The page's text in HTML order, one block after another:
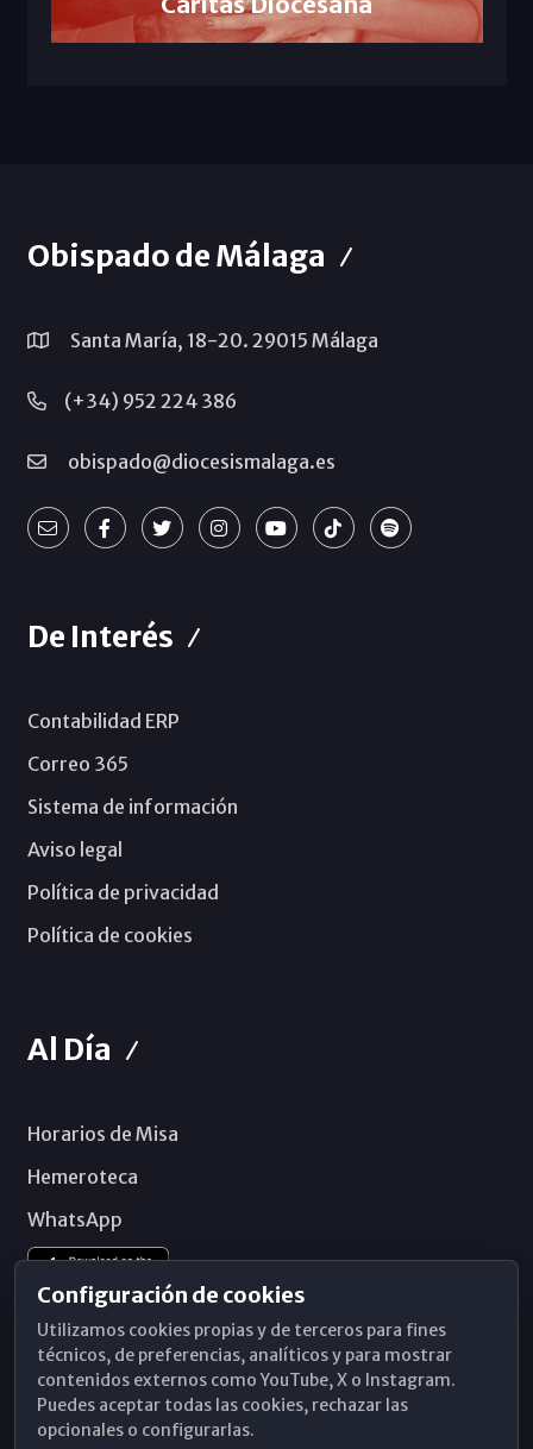
Obispado de Málaga
Santa María, 18-20. 29015 Málaga
(+34) 952 224 386
obispado@diocesismalaga.es
De Interés
Contabilidad ERP
Correo 365
Sistema de información
Aviso legal
Política de privacidad
Política de cookies
Al Día
Horarios de Misa
Hemeroteca
WhatsApp
Configuración de cookies
Utilizamos cookies propias y de terceros para fines
técnicos, de preferencias, analíticos y para mostrar
contenidos externos como YouTube, X o Instagram.
Puedes aceptar todas las cookies, rechazar las
opcionales o configurarlas.